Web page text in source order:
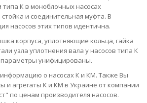
типа К в моноблочных насосах
стойка и соединительная муфта. В
насосов этих типов идентична.
корпуса, уплотняющие кольца, гайка
узла уплотнения вала у насосов типа К
унифицированы.
о насосах К и КМ. Также Вы
и агрегаты К и КМ в Украине от компании
по ценам производителя насосов.